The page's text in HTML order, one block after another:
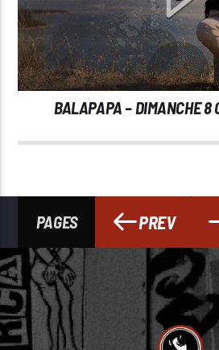
BALAPAPA – DIMANCHE 8
PAGES PREV